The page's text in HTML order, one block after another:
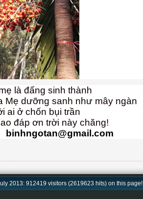
là đấng sinh thành
Mẹ dưỡng sanh như mây ngàn
ai ở chốn bụi trần
đáp ơn trời này chăng!
binhngotan@gmail.com
2013: 912419 visitors (2619623 hits) on this page!